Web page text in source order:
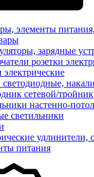
элементы
зарядные
розетки
электрические
сетевой/тройник
настенно-
светильники
удлинители,
питания